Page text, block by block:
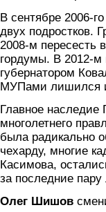
В сентябре 2006-
двух подростков.
2008-м пересесть
гордумы. В 2012-м
губернатором
МУПами лишился
Главное наследие
многолетнего
была радикально
чехарду, многие
Касимова,
за последние
Олег Шишов